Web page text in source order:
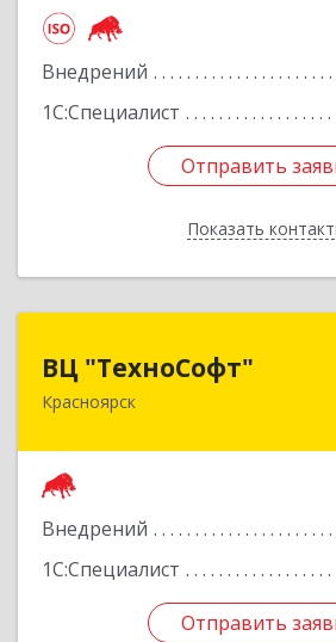
Внедрений
1С:Специалист
Отправить
Показать
Отправить
Назад
ВЦ "ТехноСофт"
Красноярск
Внедрений
1С:Специалист
Отправить
660118, Красноярский
Отправить